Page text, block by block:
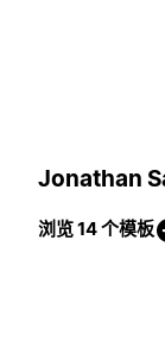
Jonathan
浏览 14 个模板